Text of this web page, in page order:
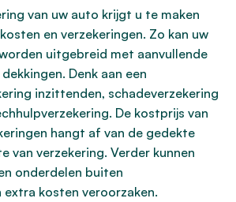
van uw auto krijgt u te maken
en verzekeringen. Zo kan uw
uitgebreid met aanvullende
Denk aan een
inzittenden, schadeverzekering
De kostprijs van
hangt af van de gedekte
van verzekering. Verder kunnen
onderdelen buiten
kosten veroorzaken.